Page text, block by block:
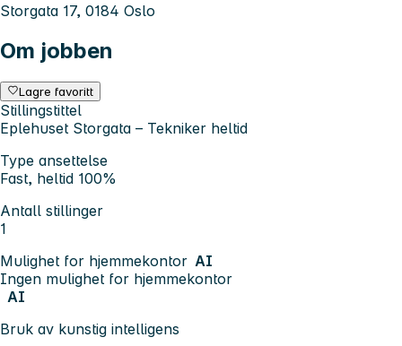
Storgata 17, 0184 Oslo
Om jobben
Lagre favoritt
Stillingstittel
Eplehuset Storgata – Tekniker heltid
Type ansettelse
Fast, heltid 100%
Antall stillinger
1
Mulighet for hjemmekontor AI
Ingen mulighet for hjemmekontor
AI
Bruk av kunstig intelligens